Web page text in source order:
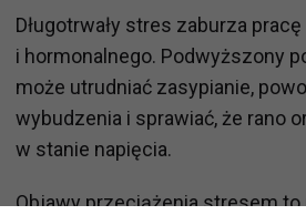
Długotrwały stres zaburza
i hormonalnego. Podwyższony
może utrudniać zasypianie,
wybudzenia i sprawiać, że rano
w stanie napięcia.
Objawy przeciążenia stresem